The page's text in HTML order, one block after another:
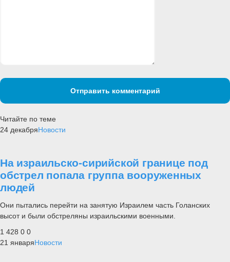
Отправить комментарий
Читайте по теме
24 декабряНовости
На израильско-сирийской границе под
обстрел попала группа вооруженных
людей
Они пытались перейти на занятую Израилем часть Голанских
высот и были обстреляны израильскими военными.
1 428 0 0
21 январяНовости